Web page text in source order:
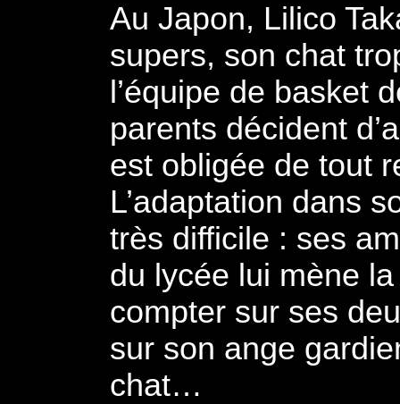
Au Japon, Lilico
supers, son chat
l’équipe de basket
parents décident
est obligée de tout
L’adaptation dans
très difficile : ses
du lycée lui mène
compter sur ses
sur son ange
chat…